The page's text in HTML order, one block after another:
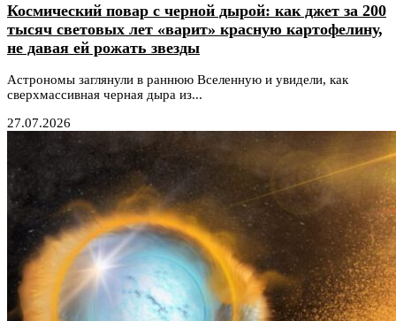
Космический повар с черной дырой: как джет за 200
тысяч световых лет «варит» красную картофелину,
не давая ей рожать звезды
Астрономы заглянули в раннюю Вселенную и увидели, как
сверхмассивная черная дыра из...
27.07.2026